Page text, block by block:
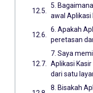
5.
awal Aplikasi
6. Apakah
peretasan
7. Saya
Aplikasi
dari satu
8. Bisakah